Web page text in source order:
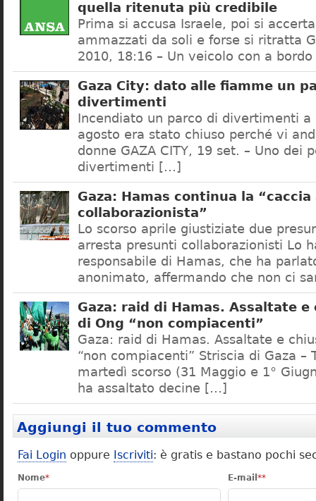
quella ritenuta più credibile
Prima si accusa Israele, poi si
ammazzati da soli e forse si ritratta
2010, 18:16 – Un veicolo con a
Gaza City: dato alle fiamme un
divertimenti
Incendiato un parco di divertimenti a
agosto era stato chiuso perché vi
donne GAZA CITY, 19 set. – Uno dei
divertimenti […]
Gaza: Hamas continua la “caccia
collaborazionista”
Lo scorso aprile giustiziate due
arresta presunti collaborazionisti Lo
responsabile di Hamas, che ha
anonimato, affermando che non ci
Gaza: raid di Hamas. Assaltate e
di Ong “non compiacenti”
Gaza: raid di Hamas. Assaltate e
“non compiacenti” Striscia di Gaza –
martedì scorso (31 Maggio e 1°
ha assaltato decine […]
Aggiungi il tuo commento
Fai Login oppure Iscriviti: è gratis e bastano pochi
Nome* E-mail **